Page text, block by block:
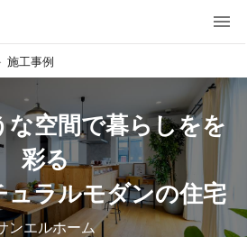
施工事例
な空間で暮らしをを
彩る
ュラルモダンの住宅
ンエルホーム